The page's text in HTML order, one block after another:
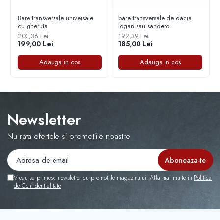
Capace r16 Dacia
Capace r16 Daewo
Capace r16 Fiat
Capace r16 Ford
Capace r16 Hyundai
Capace r16 Mercedes-Benz
Capace r16 Mitsubishi
Capace r16 Nissan
Capace r16 Opel
Capace r16 Peugeot
Capace r16 Seat
Capace r16 SUV 4x4
Bare transversale universale
cu gheruta
203,36 Lei
199,00 Lei
Adauga in cos
bare transversale de dacia
logan sau sandero
192,39 Lei
185,00 Lei
Adauga in cos
Newsletter
Nu rata ofertele si promotiile noastre
Vreau sa primesc newsletter cu promotiile magazinului. Afla mai multe in Politica
de Confidentialitate